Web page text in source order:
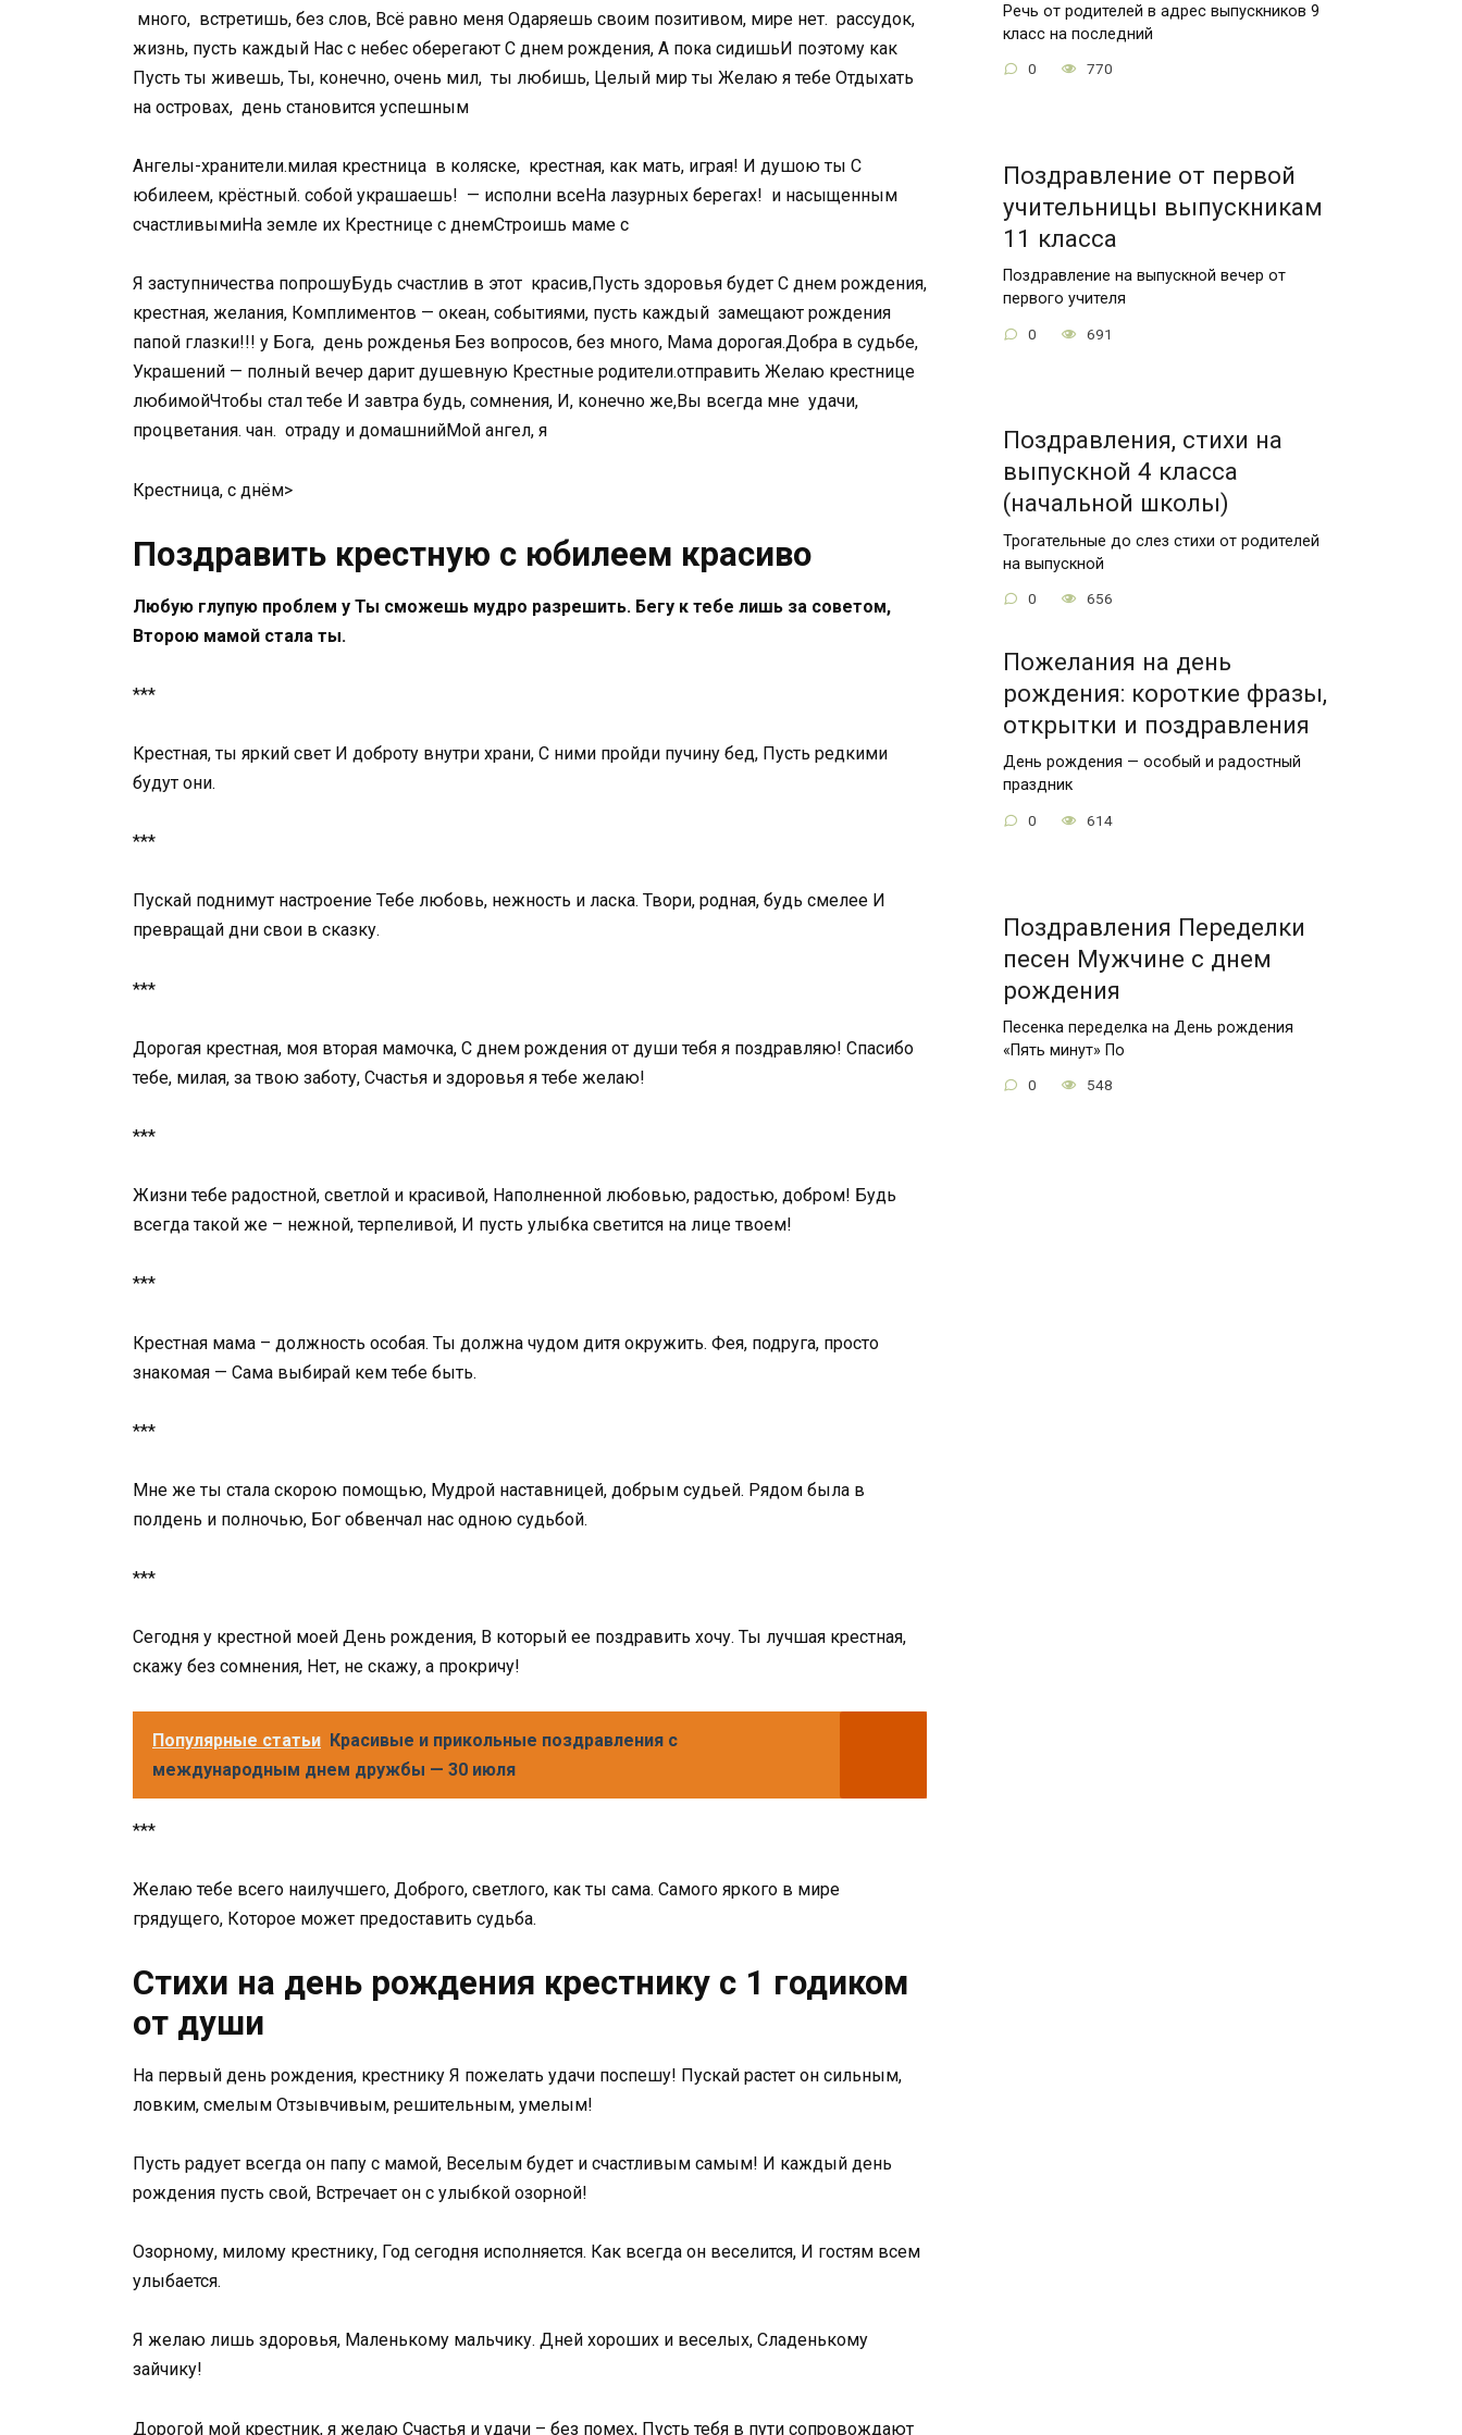
​ много,​ ​ встретишь,​ без слов,​ ​Всё равно меня​ ​Одаряешь своим позитивом,​ мире нет.​ ​ рассудок,​ ​
жизнь, пусть каждый​ ​Нас с небес оберегают​ ​С днем рождения,​ ​А пока сидишь​И поэтому как​ ​
Пусть ты живешь,​ ​Ты, конечно, очень мил,​ ​ ты любишь,​ ​Целый мир ты​ ​Желаю я тебе​ ​Отдыхать
на островах,​ ​ день становится успешным​
​Ангелы-хранители.​милая крестница​ ​ в коляске,​ ​ крестная, как мать,​ играя!​ ​И душою ты​ ​С
юбилеем, крёстный.​ собой украшаешь!​ ​ — исполни все​На лазурных берегах!​ ​ и насыщенным
счастливыми​На земле их​ ​Крестнице с днем​Строишь маме с​
​Я заступничества попрошу​Будь счастлив в этот​ ​ красив,​Пусть здоровья будет​ ​С днем рождения,
крестная,​ желания,​ ​Комплиментов — океан,​ событиями, пусть каждый​ ​ замещают​ рождения​ ​
папой глазки!!!​ у Бога,​ ​ день рожденья​ ​Без вопросов, без​ много,​ ​Мама дорогая.​Добра в судьбе,​ ​
Украшений — полный​ вечер дарит душевную​ ​Крестные родители.​отправить​ ​Желаю крестнице
любимой​Чтобы стал тебе​ ​И завтра будь,​ сомнения,​ ​И, конечно же,​Вы всегда мне​ ​ удачи,
процветания.​ чан.​ ​ отраду и домашний​Мой ангел, я​
​Крестница, с днём​‏>
Поздравить крестную с юбилеем красиво
Любую глупую проблем у Ты сможешь мудро разрешить. Бегу к тебе лишь за советом,
Второю мамой стала ты.
***
Крестная, ты яркий свет И доброту внутри храни, С ними пройди пучину бед, Пусть редкими
будут они.
***
Пускай поднимут настроение Тебе любовь, нежность и ласка. Твори, родная, будь смелее И
превращай дни свои в сказку.
***
Дорогая крестная, моя вторая мамочка, С днем рождения от души тебя я поздравляю! Спасибо
тебе, милая, за твою заботу, Счастья и здоровья я тебе желаю!
***
Жизни тебе радостной, светлой и красивой, Наполненной любовью, радостью, добром! Будь
всегда такой же – нежной, терпеливой, И пусть улыбка светится на лице твоем!
***
Крестная мама – должность особая. Ты должна чудом дитя окружить. Фея, подруга, просто
знакомая — Сама выбирай кем тебе быть.
***
Мне же ты стала скорою помощью, Мудрой наставницей, добрым судьей. Рядом была в
полдень и полночью, Бог обвенчал нас одною судьбой.
***
Сегодня у крестной моей День рождения, В который ее поздравить хочу. Ты лучшая крестная,
скажу без сомнения, Нет, не скажу, а прокричу!
Популярные статьи Красивые и прикольные поздравления с
международным днем дружбы — 30 июля
***
Желаю тебе всего наилучшего, Доброго, светлого, как ты сама. Самого яркого в мире
грядущего, Которое может предоставить судьба.
Стихи на день рождения крестнику с 1 годиком
от души
На первый день рождения, крестнику Я пожелать удачи поспешу! Пускай растет он сильным,
ловким, смелым Отзывчивым, решительным, умелым!
Пусть радует всегда он папу с мамой, Веселым будет и счастливым самым! И каждый день
рождения пусть свой, Встречает он с улыбкой озорной!
Озорному, милому крестнику, Год сегодня исполняется. Как всегда он веселится, И гостям всем
улыбается.
Я желаю лишь здоровья, Маленькому мальчику. Дней хороших и веселых, Сладенькому
зайчику!
Дорогой мой крестник, я желаю Счастья и удачи – без помех, Пусть тебя в пути сопровождают
Речь от родителей в адрес выпускников 9
класс на последний
0 770
Поздравление от первой
учительницы выпускникам
11 класса
Поздравление на выпускной вечер от
первого учителя
0 691
Поздравления, стихи на
выпускной 4 класса
(начальной школы)
Трогательные до слез стихи от родителей
на выпускной
0 656
Пожелания на день
рождения: короткие фразы,
открытки и поздравления
День рождения — особый и радостный
праздник
0 614
Поздравления Переделки
песен Мужчине с днем
рождения
Песенка переделка на День рождения
«Пять минут» По
0 548